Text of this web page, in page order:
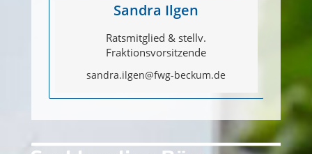
Elisabeth Eickmeier
Ratsmitglied
Kontaktdaten